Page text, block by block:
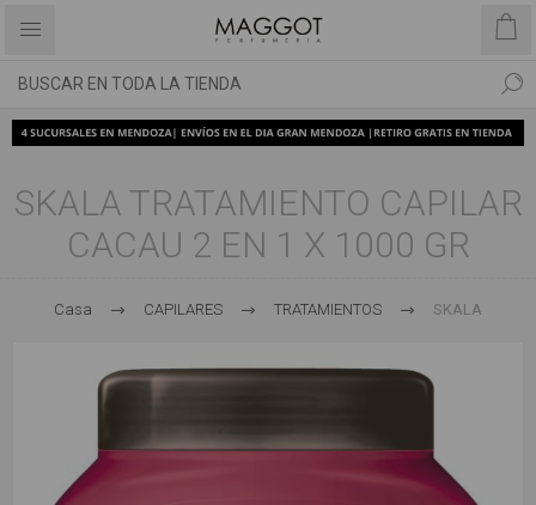
SKALA TRATAMIENTO CAPILAR
CACAU 2 EN 1 X 1000 GR
Casa CAPILARES TRATAMIENTOS SKALA